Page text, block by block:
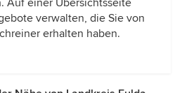
Auf einer Übersichtsseite
verwalten, die Sie von
erhalten haben.